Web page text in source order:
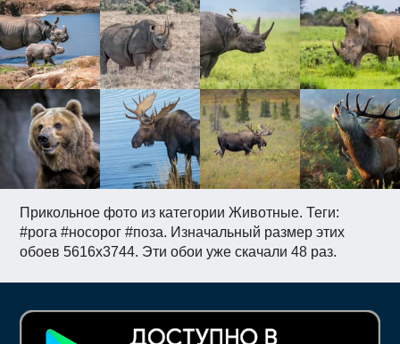
Прикольное фото из категории Животные. Теги:
#рога #носорог #поза. Изначальный размер этих
обоев 5616x3744. Эти обои уже скачали 48 раз.